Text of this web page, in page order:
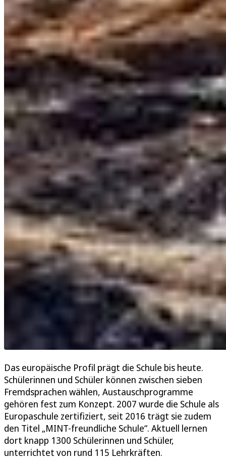
Das europäische Profil prägt die Schule bis heute.
Schülerinnen und Schüler können zwischen sieben
Fremdsprachen wählen, Austauschprogramme
gehören fest zum Konzept. 2007 wurde die Schule als
Europaschule zertifiziert, seit 2016 trägt sie zudem
den Titel „MINT-freundliche Schule“. Aktuell lernen
dort knapp 1300 Schülerinnen und Schüler,
unterrichtet von rund 115 Lehrkräften.